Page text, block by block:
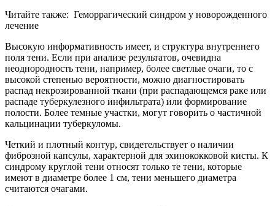
Читайте также: Геморрагический синдром у новорожденного
лечение
Высокую информативность имеет, и структура внутреннего
поля тени. Если при анализе результатов, очевидна
неоднородность тени, например, более светлые очаги, то с
высокой степенью вероятности, можно диагностировать
распад некрозированной ткани (при распадающемся раке или
распаде туберкулезного инфильтрата) или формирование
полости. Более темные участки, могут говорить о частичной
кальцинации туберкуломы.
Четкий и плотный контур, свидетельствует о наличии
фиброзной капсулы, характерной для эхинококковой кисты. К
синдрому круглой тени относят только те тени, которые
имеют в диаметре более 1 см, тени меньшего диаметра
считаются очагами.